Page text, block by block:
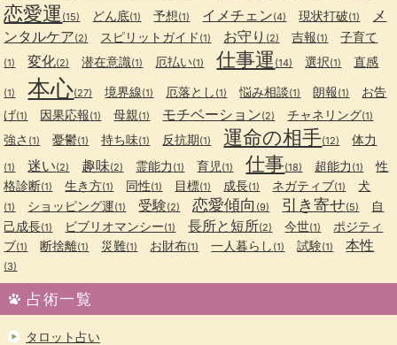
恋愛運 (15) どん底(1) 予想(1) イメチェン(4) 現状打破(1)
メ
ンタルケア(2) スピリットガイド (1) お守り (2) 吉報(1) 子育て
(1) 変化(2) 潜在意識(1) 厄払い(1) 仕事運 (14) 選択(1) 直感
(1) 本心(27) 境界線(1) 厄落とし (1) 悩み相談(1) 朗報(1)
お告
げ(1) 因果応報(1) 母親(1) モチベーション(2) チャネリング(1)
強さ (1) 憂鬱(1) 持ち味(1) 反抗期(1) 運命の相手(12) 体力
(1) 迷い(2) 趣味(2) 霊能力 (1) 育児 (1) 仕事(18) 超能力 (1)
性
格診断(1) 生き方(1) 同性(1) 目標(1) 成長(1) ネガティブ(1) 犬
(1) ショッピング運(1) 受験(2) 恋愛傾向 (9) 引き寄せ(5)
自
己成長(1) ビブリオマンシー(1) 長所と短所(2) 今世(1)
ポジティ
ブ(1) 断捨離(1) 災難(1) お財布(1) 一人暮らし (1) 試験(1) 本性
(3)
占術一覧
タロット占い